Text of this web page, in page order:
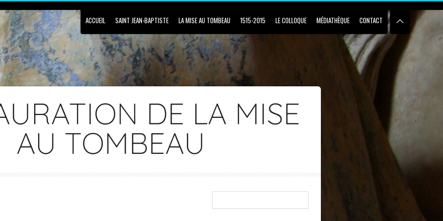
ACCUEIL SAINT JEAN-BAPTISTE LA MISE AU TOMBEAU 1515-2015 LE COLLOQUE MÉDIATHÈQUE CONTACT
DE LA MISE
AU TOMBEAU